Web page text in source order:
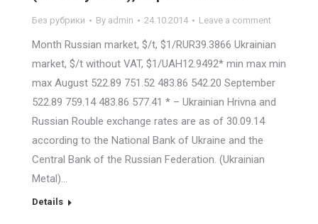
Без рубрики By admin 24.10.2014 Leave a comment
Month Russian market, $/t, $1/RUR39.3866 Ukrainian
market, $/t without VAT, $1/UAH12.9492* min max min
max August 522.89 751.52 483.86 542.20 September
522.89 759.14 483.86 577.41 * – Ukrainian Hrivna and
Russian Rouble exchange rates are as of 30.09.14
according to the National Bank of Ukraine and the
Central Bank of the Russian Federation. (Ukrainian
Metal)…
Details